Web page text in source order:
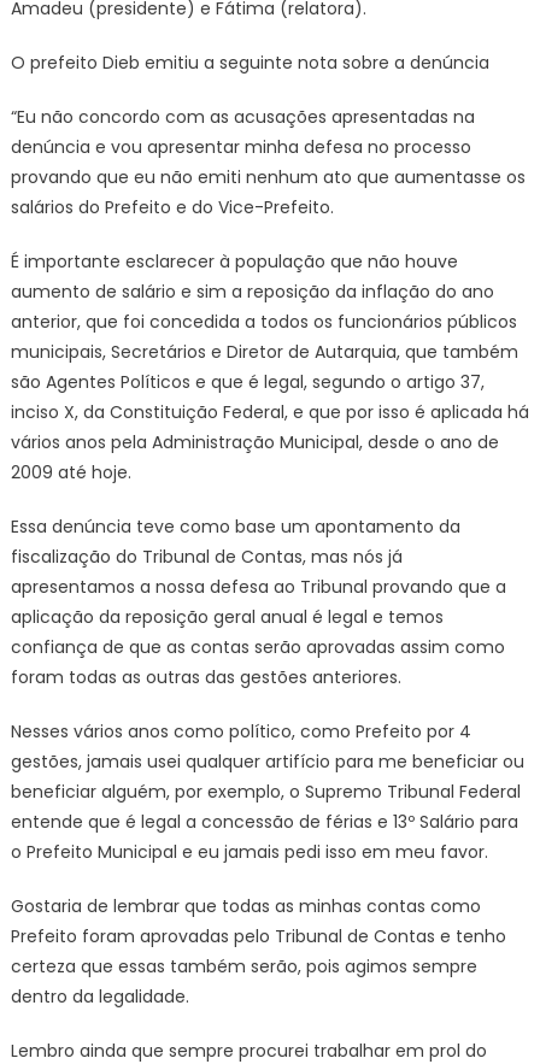
Amadeu (presidente) e Fátima (relatora).
O prefeito Dieb emitiu a seguinte nota sobre a denúncia
“Eu não concordo com as acusações apresentadas na
denúncia e vou apresentar minha defesa no processo
provando que eu não emiti nenhum ato que aumentasse os
salários do Prefeito e do Vice-Prefeito.
É importante esclarecer à população que não houve
aumento de salário e sim a reposição da inflação do ano
anterior, que foi concedida a todos os funcionários públicos
municipais, Secretários e Diretor de Autarquia, que também
são Agentes Políticos e que é legal, segundo o artigo 37,
inciso X, da Constituição Federal, e que por isso é aplicada há
vários anos pela Administração Municipal, desde o ano de
2009 até hoje.
Essa denúncia teve como base um apontamento da
fiscalização do Tribunal de Contas, mas nós já
apresentamos a nossa defesa ao Tribunal provando que a
aplicação da reposição geral anual é legal e temos
confiança de que as contas serão aprovadas assim como
foram todas as outras das gestões anteriores.
Nesses vários anos como político, como Prefeito por 4
gestões, jamais usei qualquer artifício para me beneficiar ou
beneficiar alguém, por exemplo, o Supremo Tribunal Federal
entende que é legal a concessão de férias e 13º Salário para
o Prefeito Municipal e eu jamais pedi isso em meu favor.
Gostaria de lembrar que todas as minhas contas como
Prefeito foram aprovadas pelo Tribunal de Contas e tenho
certeza que essas também serão, pois agimos sempre
dentro da legalidade.
Lembro ainda que sempre procurei trabalhar em prol do